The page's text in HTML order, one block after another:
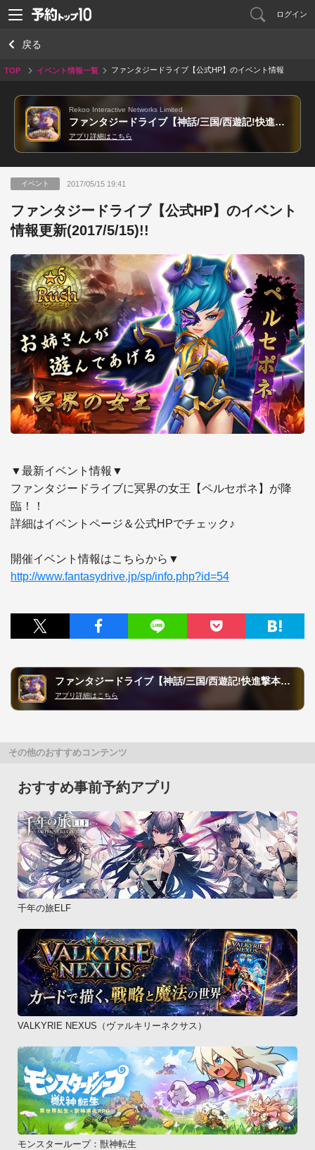
ログイン
戻る
TOP イベント情報一覧
ファンタジードライブ【公式HP】のイベント情報
Rekoo Interactive Networks Limited
ファンタジードライブ【神話/三国/西遊記!快進撃本格RPG!】
アプリ詳細はこちら
イベント 2017/05/15 19:41
ファンタジードライブ【公式HP】のイベント
情報更新(2017/5/15)!!
▼最新イベント情報▼
ファンタジードライブに冥界の女王【ペルセポネ】が降
臨！！
詳細はイベントページ＆公式HPでチェック♪
http://www.fantasydrive.jp/sp/info.php?id=54
ファンタジードライブ【神話/三国/西遊記!快進撃本格RPG!】
アプリ詳細はこちら
その他のおすすめコンテンツ
おすすめ事前予約アプリ
千年の旅ELF
VALKYRIE NEXUS（ヴァルキリーネクサス）
モンスターループ：獣神転生